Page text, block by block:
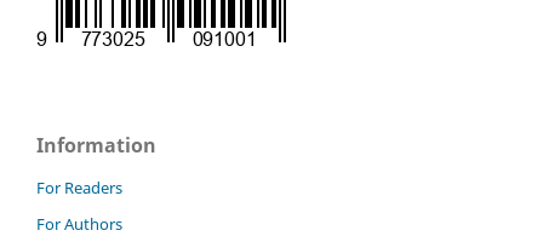
Information
For Readers
For Authors